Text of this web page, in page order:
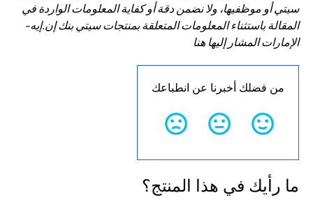
سيتي أو موظفيها، ولا نضمن دقة أو كفاية المعلومات الواردة في
المقالة باستثناء المعلومات المتعلقة بمنتجات سيتي بنك إن.إيه-
الإمارات المشار إليها هنا
من فضلك أخبرنا عن انطباعك
ما رأيك في هذا المنتج؟